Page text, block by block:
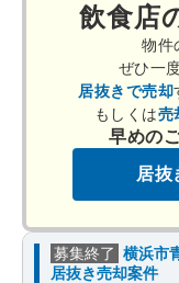
飲食店
物件
ぜひ一
居抜きで売却
もしくは売
早めの
居抜
募集終了 横浜市
居抜き売却案件